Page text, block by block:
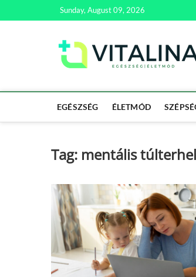
to
Sunday, August 09, 2026
EGÉSZSÉG ÉLETMÓD
Tag: mentális